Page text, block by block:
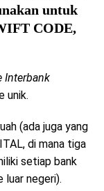
untuk
CODE,
Interbank
unik.
(ada juga yang
di mana tiga
setiap bank
luar negeri).